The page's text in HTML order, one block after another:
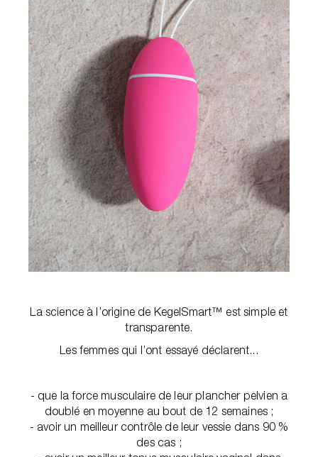
La science à l’origine de KegelSmart™ est simple et
transparente.
Les femmes qui l’ont essayé déclarent...
- que la force musculaire de leur plancher pelvien a
doublé en moyenne au bout de 12 semaines ;
- avoir un meilleur contrôle de leur vessie dans 90 %
des cas ;